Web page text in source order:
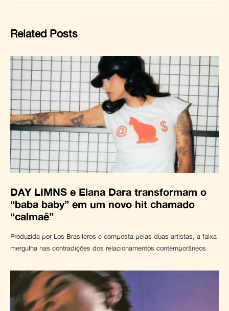
Related Posts
DAY LIMNS e Elana Dara transformam o
“baba baby” em um novo hit chamado
“calmaê”
Produzida por Los Brasileros e composta pelas duas artistas, a faixa
mergulha nas contradições dos relacionamentos contemporâneos